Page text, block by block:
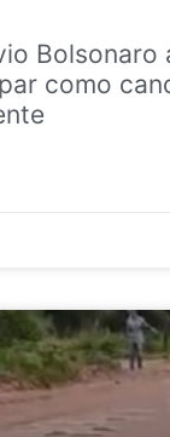
Bolsonaro
como